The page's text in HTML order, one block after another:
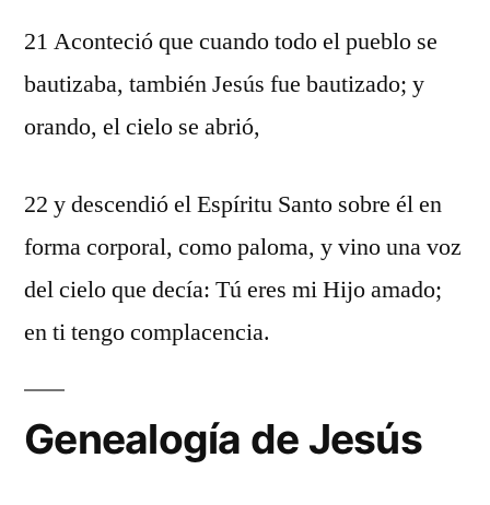
21 Aconteció que cuando todo el pueblo se
bautizaba, también Jesús fue bautizado; y
orando, el cielo se abrió,
22 y descendió el Espíritu Santo sobre él en
forma corporal, como paloma, y vino una voz
del cielo que decía: Tú eres mi Hijo amado;
en ti tengo complacencia.
Genealogía de Jesús